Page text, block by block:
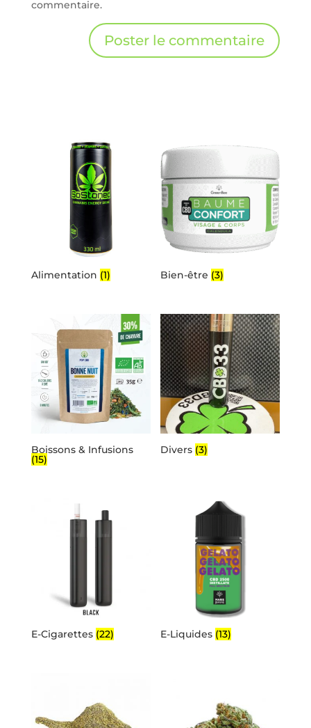
commentaire.
Alimentation (1) Bien-être (3)
Boissons & Infusions
(15)
Divers (3)
E-Cigarettes (22) E-Liquides (13)